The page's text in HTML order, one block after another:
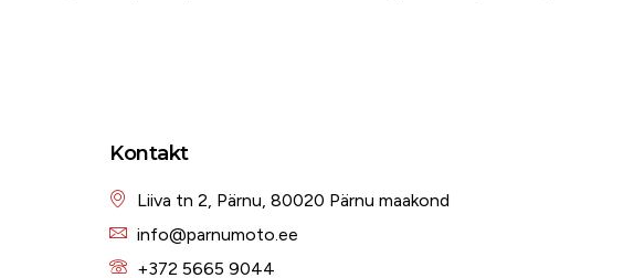
Kontakt
Liiva tn 2, Pärnu, 80020 Pärnu maakond
info@parnumoto.ee
+372 5665 9044